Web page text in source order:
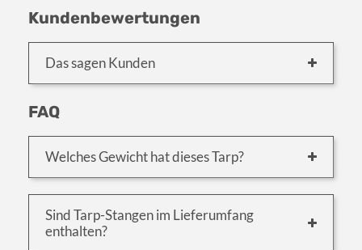
Kundenbewertungen
Das sagen Kunden
FAQ
Welches Gewicht hat dieses Tarp?
Sind Tarp-Stangen im Lieferumfang
enthalten?